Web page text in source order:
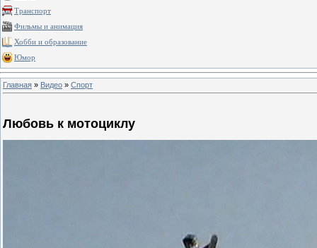
Транспорт
Фильмы и анимация
Хобби и образование
Юмор
Главная » Видео » Спорт
Любовь к мотоциклу